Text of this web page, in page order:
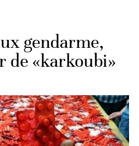
gendarme,
de «karkoubi»